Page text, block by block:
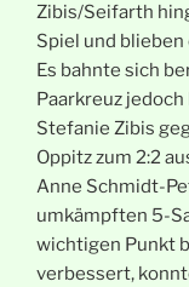
Zibis/Seifarth
Spiel und
Es bahnte sich
Paarkreuz
Stefanie Zibis
Oppitz zum 2:2
Anne Schmidt-
umkämpften 5-
wichtigen Punkt
verbessert,